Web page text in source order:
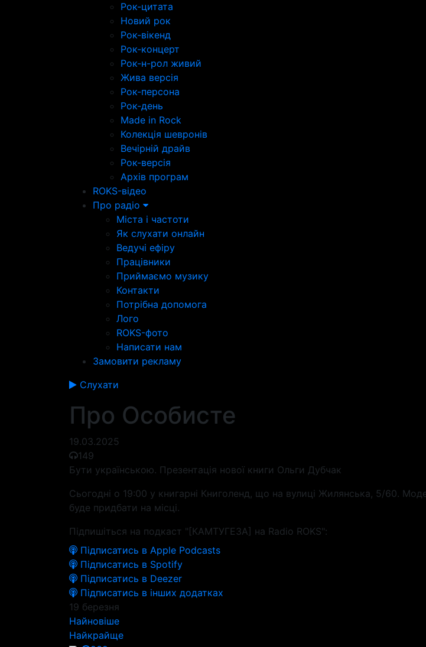
Рок-цитата
Новий рок
Рок-вікенд
Рок-концерт
Рок-н-рол живий
Жива версія
Рок-персона
Рок-день
Made in Rock
Колекція шевронів
Вечірній драйв
Рок-версія
Архів програм
ROKS-відео
Про радіо
Міста і частоти
Як слухати онлайн
Ведучі ефіру
Працівники
Приймаємо музику
Контакти
Потрібна допомога
Лого
ROKS-фото
Написати нам
Замовити рекламу
Слухати
Про Особисте
19.03.2025
149
Бути українською. Презентація нової книги Ольги Дубчак
Сьогодні о 19:00 у книгарні Книголенд, що на вулиці Жилянська, 5/60.
буде придбати на місці.
Підпишіться на подкаст "[КАМТУГЕЗА] на Radio ROKS":
Підписатись в Apple Podcasts
Підписатись в Spotify
Підписатись в Deezer
Підписатись в інших додатках
19 березня
Найновіше
Найкрайще